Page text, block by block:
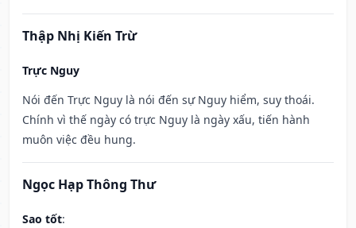
Thập Nhị Kiến Trừ
Trực Nguy
Nói đến Trực Nguy là nói đến sự Nguy hiểm, suy thoái.
Chính vì thế ngày có trực Nguy là ngày xấu, tiến hành
muôn việc đều hung.
Ngọc Hạp Thông Thư
Sao tốt: